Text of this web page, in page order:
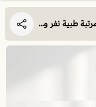
مرتبة نوم طبية 200×150 | سيمبا الترا | مرتبة طبية نفر ونص | داعمة للظهر و مناسبة للأوزان الثقيلة